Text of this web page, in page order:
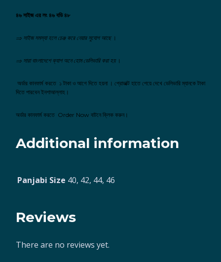
৪৬ সাইজ এর লং ৪৬ বডি ৪৮
⇒ সাইজ সমস্যা হলে চেঞ্জ করে নেয়ার সুযোগ আছে ।
⇒ সারা বাংলাদেশে ক্যাশ অনে হোম ডেলিভারি করা হয় ।
অর্ডার কানফার্ম করতে ১ টাকা ও আগে দিতে হয়না । প্রোডাক্ট হাতে পেয়ে দেখে ডেলিভারি ম্যানকে টাকা
দিতে পারবেন ইনশাআল্লাহ।
অর্ডার কানফার্ম করতে Order Now বাটনে ক্লিক করুন ।
Additional information
Panjabi Size 40, 42, 44, 46
Reviews
There are no reviews yet.